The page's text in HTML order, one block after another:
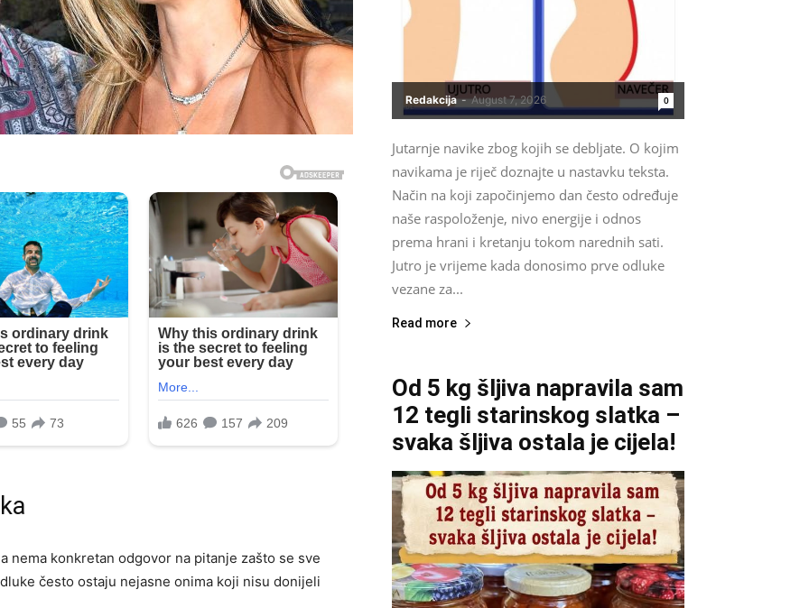
nema konkretan odgovor na pitanje zašto se sve
često ostaju nejasne onima koji nisu donijeli
Redakcija - August 7, 2026 0
Jutarnje navike zbog kojih se debljate. O kojim
navikama je riječ doznajte u nastavku teksta.
Način na koji započinjemo dan često određuje
naše raspoloženje, nivo energije i odnos
prema hrani i kretanju tokom narednih sati.
Jutro je vrijeme kada donosimo prve odluke
vezane za...
Read more
Od 5 kg šljiva napravila sam
12 tegli starinskog slatka –
svaka šljiva ostala je cijela!